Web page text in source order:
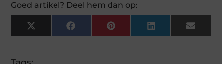
Goed artikel? Deel hem dan op:
X
(Twitter)
FacebookPinterestLinkedInEmail